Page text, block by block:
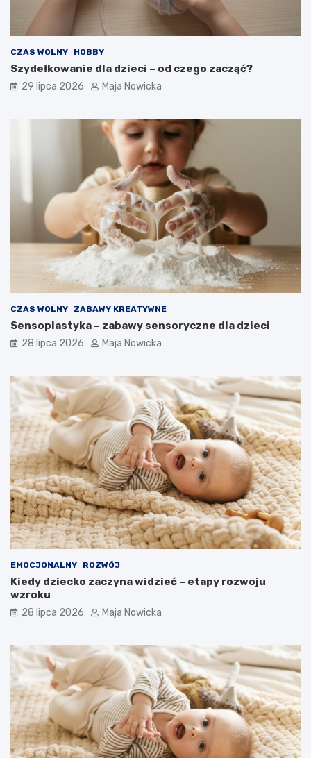
CZAS WOLNY HOBBY
Szydełkowanie dla dzieci – od czego zacząć?
29 lipca 2026 Maja Nowicka
CZAS WOLNY ZABAWY KREATYWNE
Sensoplastyka – zabawy sensoryczne dla dzieci
28 lipca 2026 Maja Nowicka
EMOCJONALNY ROZWÓJ
Kiedy dziecko zaczyna widzieć – etapy rozwoju
wzroku
28 lipca 2026 Maja Nowicka